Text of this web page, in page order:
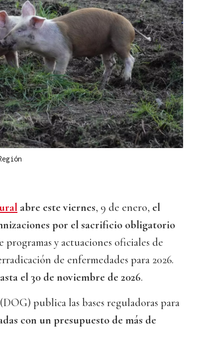
abre este viernes, 9 de enero, el
por el sacrificio obligatorio
programas y actuaciones oficiales de
de enfermedades para 2026.
el 30 de noviembre de 2026.
publica las bases reguladoras para
con un presupuesto de más de